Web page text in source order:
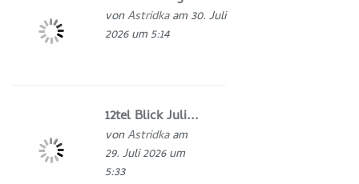
vonAstridkaam 30. Juli
2026 um 5:14
12tel Blick Juli...
vonAstridkaam
29. Juli 2026 um
5:33